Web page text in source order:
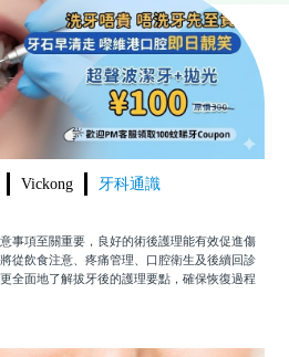
品牌介紹
環境設備
醫院新聞
費標準
收費總表
植牙收費
根管收費
美學收費
箍牙收費
生團隊
門診時間
Vickong 牙科通識
項至關重要，良好的術後護理能有效促進傷
從飲食注意、疼痛管理、口腔衛生及後續回診
全面地了解拔牙後的護理要點，確保恢復過程